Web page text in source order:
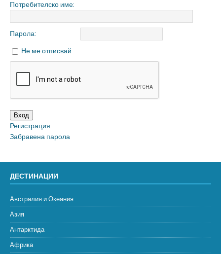
Потребителско име:
Парола:
Не ме отписвай
Вход
Регистрация
Забравена парола
ДЕСТИНАЦИИ
Австралия и Океания
Азия
Антарктида
Африка